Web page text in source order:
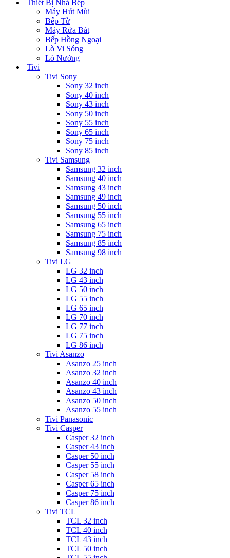
Thiết Bị Nhà Bếp
Máy Hút Mùi
Bếp Từ
Máy Rửa Bát
Bếp Hồng Ngoại
Lò Vi Sóng
Lò Nướng
Tivi
Tivi Sony
Sony 32 inch
Sony 40 inch
Sony 43 inch
Sony 50 inch
Sony 55 inch
Sony 65 inch
Sony 75 inch
Sony 85 inch
Tivi Samsung
Samsung 32 inch
Samsung 40 inch
Samsung 43 inch
Samsung 49 inch
Samsung 50 inch
Samsung 55 inch
Samsung 65 inch
Samsung 75 inch
Samsung 85 inch
Samsung 98 inch
Tivi LG
LG 32 inch
LG 43 inch
LG 50 inch
LG 55 inch
LG 65 inch
LG 70 inch
LG 77 inch
LG 75 inch
LG 86 inch
Tivi Asanzo
Asanzo 25 inch
Asanzo 32 inch
Asanzo 40 inch
Asanzo 43 inch
Asanzo 50 inch
Asanzo 55 inch
Tivi Panasonic
Tivi Casper
Casper 32 inch
Casper 43 inch
Casper 50 inch
Casper 55 inch
Casper 58 inch
Casper 65 inch
Casper 75 inch
Casper 86 inch
Tivi TCL
TCL 32 inch
TCL 40 inch
TCL 43 inch
TCL 50 inch